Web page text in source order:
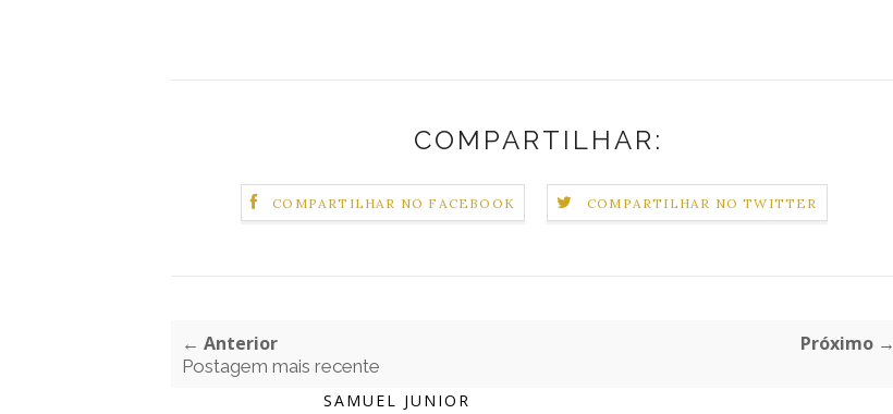
COMPARTILHAR:
COMPARTILHAR NO FACEBOOK COMPARTILHAR NO TWITTER
← Anterior
Postagem mais recente
Próximo →
SAMUEL JUNIOR